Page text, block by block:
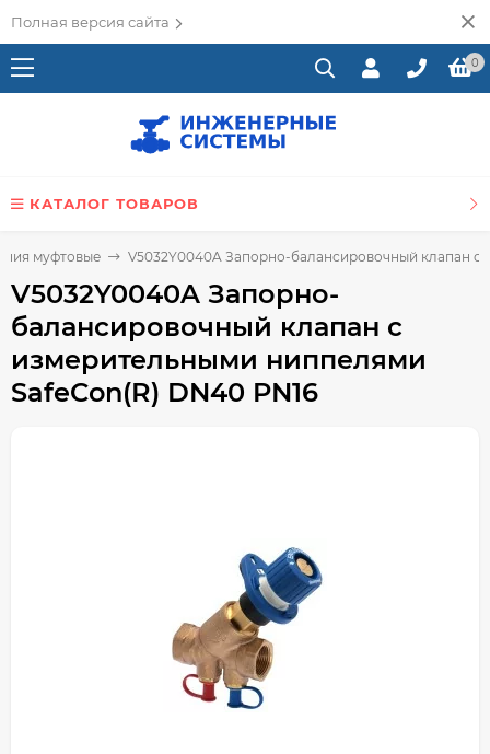
Полная версия сайта
0
КАТАЛОГ ТОВАРОВ
муфтовые V5032Y0040A Запорно-балансировочный клапан с
V5032Y0040A Запорно-
балансировочный клапан с
измерительными ниппелями
SafeCon(R) DN40 PN16